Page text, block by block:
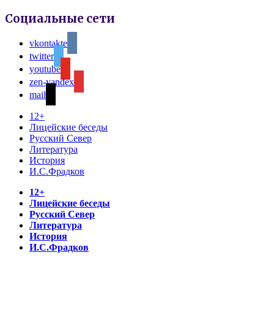
Социальные сети
vkontakte
twitter
youtube
zen-yandex
mail
12+
Лицейские беседы
Русский Север
Литература
История
И.С.Фрадков
12+
Лицейские беседы
Русский Север
Литература
История
И.С.Фрадков